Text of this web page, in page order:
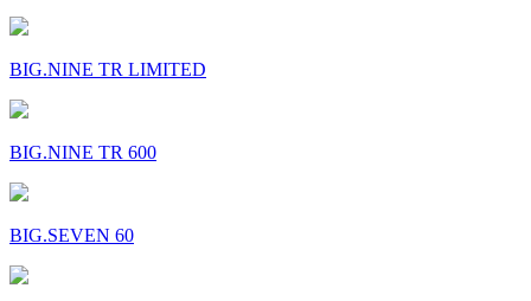
BIG.NINE TR LIMITED
BIG.NINE TR 600
BIG.SEVEN 60